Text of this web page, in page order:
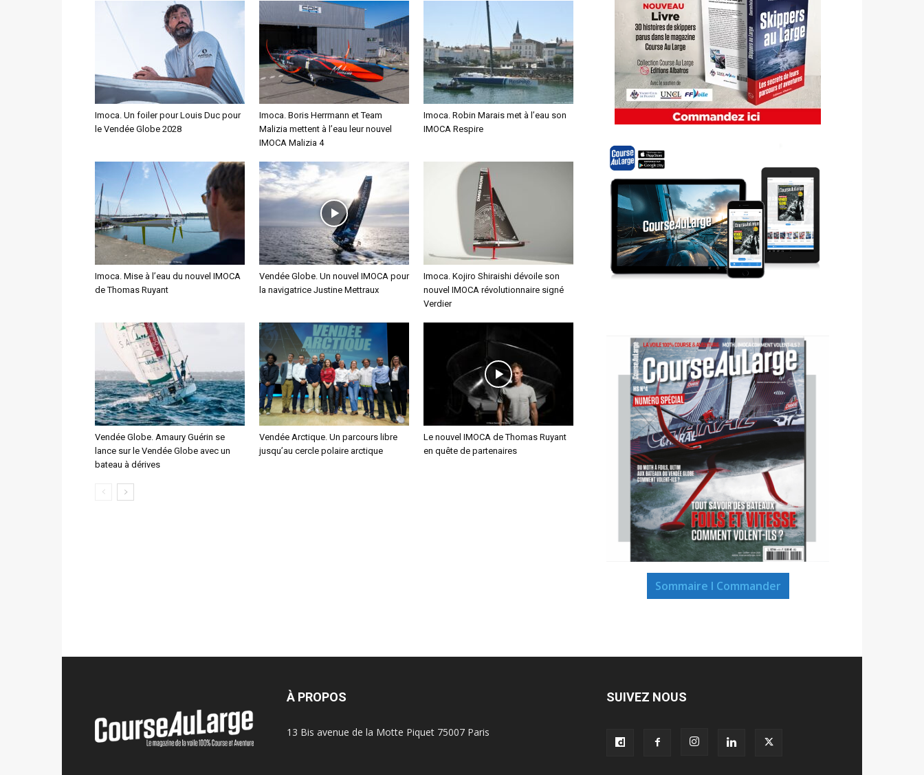
Imoca. Un foiler pour Louis Duc pour
le Vendée Globe 2028
Imoca. Boris Herrmann et Team
Malizia mettent à l’eau leur nouvel
IMOCA Malizia 4
Imoca. Robin Marais met à l’eau son
IMOCA Respire
Imoca. Mise à l’eau du nouvel IMOCA
de Thomas Ruyant
Vendée Globe. Un nouvel IMOCA pour
la navigatrice Justine Mettraux
Imoca. Kojiro Shiraishi dévoile son
nouvel IMOCA révolutionnaire signé
Verdier
Vendée Globe. Amaury Guérin se
lance sur le Vendée Globe avec un
bateau à dérives
Vendée Arctique. Un parcours libre
jusqu’au cercle polaire arctique
Le nouvel IMOCA de Thomas Ruyant
en quête de partenaires
Sommaire I Commander
À PROPOS
13 Bis avenue de la Motte Piquet 75007 Paris
SUIVEZ NOUS